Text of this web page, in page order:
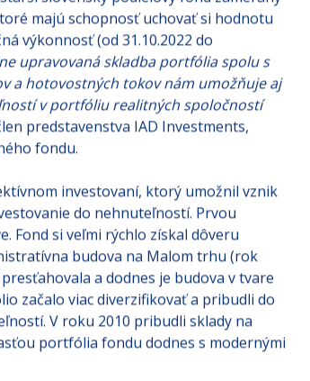
od tohto dňa ponúka svojim investorom
slovenský podielový fond zameraný
majú schopnosť uchovať si hodnotu
výkonnosť (od 31.10.2022 do
upravovaná skladba portfólia spolu s
hotovostných tokov nám umožňuje aj
v portfóliu realitných spoločností
fondu.
investovaní, ktorý umožnil vznik
do nehnuteľností. Prvou
Fond si veľmi rýchlo získal dôveru
budova na Malom trhu (rok
a dodnes je budova v tvare
začalo viac diverzifikovať a pribudli do
V roku 2010 pribudli sklady na